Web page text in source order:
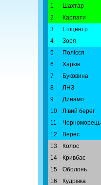
1
Шахтар
2
Карпати
3
Епіцентр
4
Зоря
5
Полісся
6
Харків
7
Буковина
8
ЛНЗ
9
Динамо
10
Лівий берег
11
Чорноморець
12
Верес
13
Колос
14
Кривбас
15
Оболонь
16
Кудрівка